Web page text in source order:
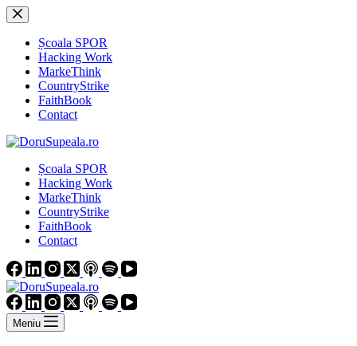
Sari
la
conținutȘcoala SPOR
Hacking Work
MarkeThink
CountryStrike
FaithBook
Contact
Școala SPOR
Hacking Work
MarkeThink
CountryStrike
FaithBook
Contact
Meniu